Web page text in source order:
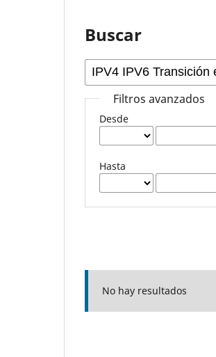
Buscar
Filtros avanzados
Desde
Hasta
No hay resultados